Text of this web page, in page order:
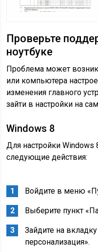
Проверьте
ноутбуке
Проблема может
или компьютера
изменения главного
зайти в настройки на
Windows 8
Для настройки
следующие действия:
Войдите в меню
Выберите пункт
Зайдите на
персонализация».